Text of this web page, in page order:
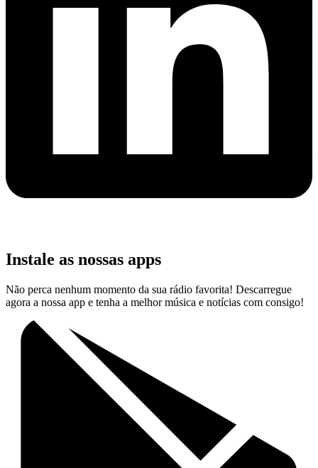
Instale as nossas apps
Não perca nenhum momento da sua rádio favorita! Descarregue
agora a nossa app e tenha a melhor música e notícias com consigo!